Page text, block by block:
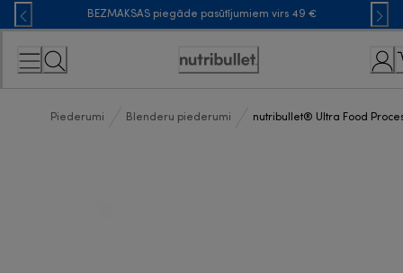
Skip
to
Content
BEZMAKSAS piegāde pasūtījumiem virs 49 €
Accessibility
Piederumi Blenderu piederumi nutribullet® Ultra Food